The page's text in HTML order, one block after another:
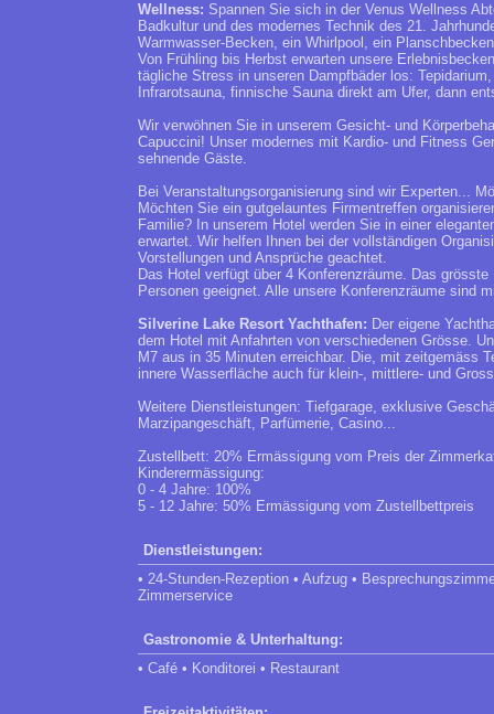
Wellness: Spannen Sie sich in der Venus Wellness
Badkultur und des modernes Technik des 21.
Warmwasser-Becken, ein Whirlpool, ein
Von Frühling bis Herbst erwarten unsere
tägliche Stress in unseren Dampfbäder los:
Infrarotsauna, finnische Sauna direkt am Ufer, dann
Wir verwöhnen Sie in unserem Gesicht- und
Capuccini! Unser modernes mit Kardio- und Fitness
sehnende Gäste.
Bei Veranstaltungsorganisierung sind wir Experten...
Möchten Sie ein gutgelauntes Firmentreffen
Familie? In unserem Hotel werden Sie in einer
erwartet. Wir helfen Ihnen bei der vollständigen
Vorstellungen und Ansprüche geachtet.
Das Hotel verfügt über 4 Konferenzräume. Das
Personen geeignet. Alle unsere Konferenzräume sind
Silverine Lake Resort Yachthafen: Der eigene
dem Hotel mit Anfahrten von verschiedenen Grösse.
M7 aus in 35 Minuten erreichbar. Die, mit zeitgemäss
innere Wasserfläche auch für klein-, mittlere- und
Weitere Dienstleistungen: Tiefgarage, exklusive
Marzipangeschäft, Parfümerie, Casino...
Zustellbett: 20% Ermässigung vom Preis der
Kinderermässigung:
0 - 4 Jahre: 100%
5 - 12 Jahre: 50% Ermässigung vom Zustellbettpreis
Dienstleistungen:
• 24-Stunden-Rezeption • Aufzug •
Zimmerservice
Gastronomie & Unterhaltung:
• Café • Konditorei • Restaurant